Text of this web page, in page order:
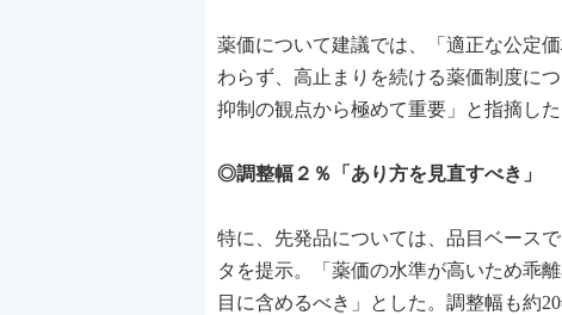
薬価について建議では、「適正な公定
わらず、高止まりを続ける薬価制度に
抑制の観点から極めて重要」と指摘した
◎調整幅２％「あり方を見直すべき」
特に、先発品については、品目ベース
タを提示。「薬価の水準が高いため乖
目に含めるべき」とした。調整幅も約